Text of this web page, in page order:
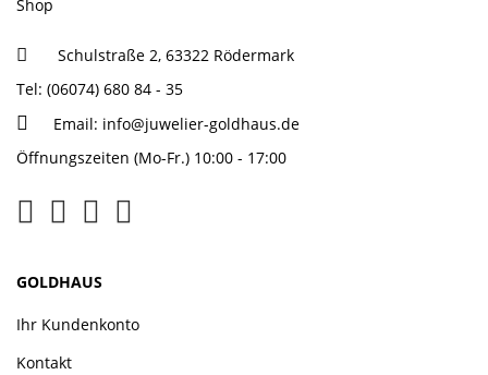
Schulstraße 2, 63322 Rödermark
Tel: (06074) 680 84 - 35
Email: info@juwelier-goldhaus.de
Öffnungszeiten (Mo-Fr.) 10:00 - 17:00
GOLDHAUS
Ihr Kundenkonto
Kontakt